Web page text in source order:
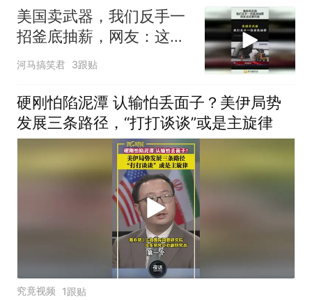
美国卖武器，我们反手一
招釜底抽薪，网友：这招
果然高！
河马搞笑君 3跟贴
硬刚怕陷泥潭 认输怕丢面子？美伊局势
发展三条路径，“打打谈谈”或是主旋律
究竟视频 1跟贴